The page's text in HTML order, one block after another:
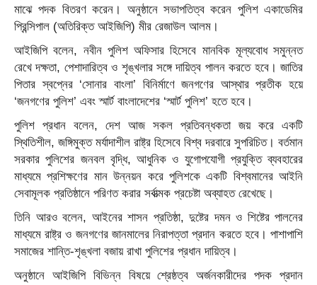
মাঝে পদক বিতরণ করেন। অনুষ্ঠানে সভাপতিত্ব করেন পুলিশ একাডেমির
প্রিন্সিপাল (অতিরিক্ত আইজিপি) মীর রেজাউল আলম।
আইজিপি বলেন, নবীন পুলিশ অফিসার হিসেবে মানবিক মূল্যবোধ সমুন্নত
রেখে দক্ষতা, পেশাদারিত্ব ও শৃঙ্খলার সঙ্গে দায়িত্ব পালন করতে হবে। জাতির
পিতার স্বপ্নের ‘সোনার বাংলা’ বিনির্মাণে জনগণের আস্থার প্রতীক হয়ে
‘জনগণের পুলিশ’ এবং স্মার্ট বাংলাদেশের ‘স্মার্ট পুলিশ’ হতে হবে।
পুলিশ প্রধান বলেন, দেশ আজ সকল প্রতিবন্ধকতা জয় করে একটি
স্থিতিশীল, জঙ্গিমুক্ত মর্যাদাশীল রাষ্ট্র হিসেবে বিশ্ব দরবারে সুপরিচিত। বর্তমান
সরকার পুলিশের জনবল বৃদ্ধি, আধুনিক ও যুগোপযোগী প্রযুক্তি ব্যবহারের
মাধ্যমে প্রশিক্ষণের মান উন্নয়ন করে পুলিশকে একটি বিশ্বমানের আইনি
সেবামূলক প্রতিষ্ঠানে পরিণত করার সর্বাত্মক প্রচেষ্টা অব্যাহত রেখেছে।
তিনি আরও বলেন, আইনের শাসন প্রতিষ্ঠা, দুষ্টের দমন ও শিষ্টের পালনের
মাধ্যমে রাষ্ট্র ও জনগণের জানমালের নিরাপত্তা প্রদান করতে হবে। পাশাপাশি
সমাজের শান্তি-শৃঙ্খলা বজায় রাখা পুলিশের প্রধান দায়িত্ব।
অনুষ্ঠানে আইজিপি বিভিন্ন বিষয়ে শ্রেষ্ঠত্ব অর্জনকারীদের পদক প্রদান